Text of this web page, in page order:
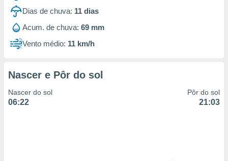
Dias de chuva: 11 dias
Acum. de chuva: 69 mm
Vento médio: 11 km/h
Nascer e Pôr do sol
Nascer do sol
06:22
Pôr do sol
21:03